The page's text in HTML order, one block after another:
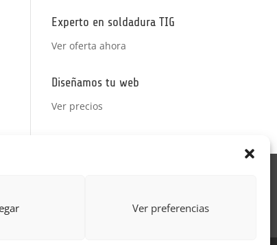
Ver preferencias
Experto en soldadura TIG
Ver oferta ahora
Diseñamos tu web
Ver precios
Formulario uso de imagen